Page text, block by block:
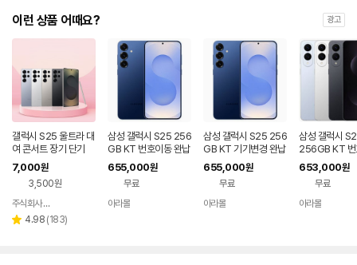
는
대
략
인
을
안
내
를
나
타
는
표
이런 상품 어때요? 광고
갤럭시 S25 울트라 대
여 콘서트 장기 단기
7,000원
3,500원
페이
주식회사 폰빌리지
별 4.98 리
(183)
삼성 갤럭시 S25 256
GB KT 번호이동 완납
80요금제
655,000원
무료
아라몰
삼성 갤럭시 S25 256
GB KT 기기변경 완납
655,000원
무료
아라몰
삼성 갤럭시
256GB KT 번
완납 80요금제
653,000원
무료
아라몰